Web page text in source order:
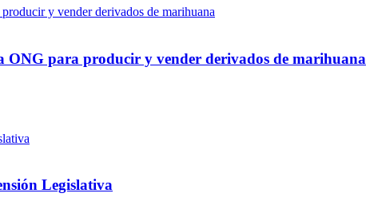
para producir y vender derivados de marihuana
Legislativa